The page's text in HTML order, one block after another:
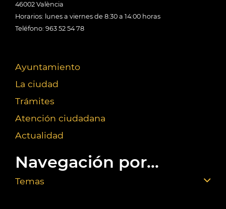
46002 València
Horarios: lunes a viernes de 8:30 a 14:00 horas
Teléfono: 963 52 54 78
Ayuntamiento
La ciudad
Trámites
Atención ciudadana
Actualidad
Navegación por...
Temas